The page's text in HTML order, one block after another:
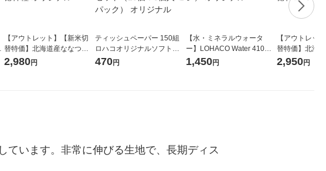
【アウトレット】【新米切
替特価】北海道産ななつぼ
し 無洗米 5kg 1袋 令和7年産
2,980円
ティッシュペーパー 150組
ロハコオリジナルソフトパ
ックティッシュ フィオナ オ
470円
【水・ミネラルウォータ
ー】LOHACO Water 410ml
1箱（20本入）ラベルレス
1,450円
【アウトレッ
替特価】北海
し 精白米 5kg
2,950円
ています。非常に伸びる生地で、長期ディス